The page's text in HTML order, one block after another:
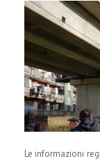
Le informazioni